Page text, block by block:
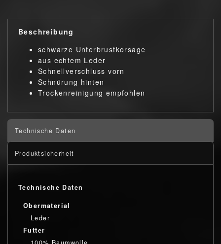
Beschreibung
schwarze Unterbrustkorsage
aus echtem Leder
Schnellverschluss vorn
Schnürung hinten
Trockenreinigung empfohlen
Technische Daten
Produktsicherheit
Technische Daten
Obermaterial
Leder
Futter